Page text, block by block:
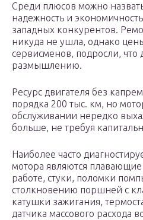
Среди плюсов можно
надежность и
западных конкурентов.
никуда не ушла, однако
сервисменов, подросли, что
размышлению.
Ресурс двигателя без
порядка 200 тыс. км, но
обслуживании нередко
больше, не требуя
Наиболее часто
мотора являются
работе, стуки, поломки
столкновению поршней с
катушки зажигания,
датчика массового расхода